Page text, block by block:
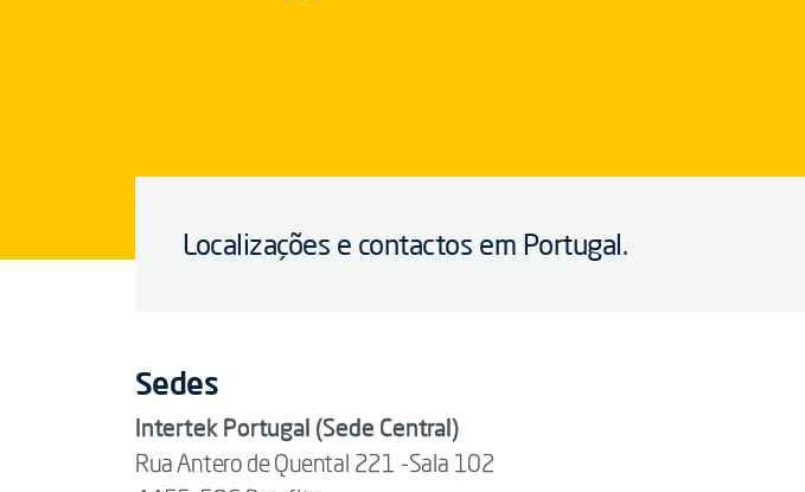
Localizações e contactos em Portugal.
Sedes
Intertek Portugal (Sede Central)
Rua Antero de Quental 221 -Sala 102